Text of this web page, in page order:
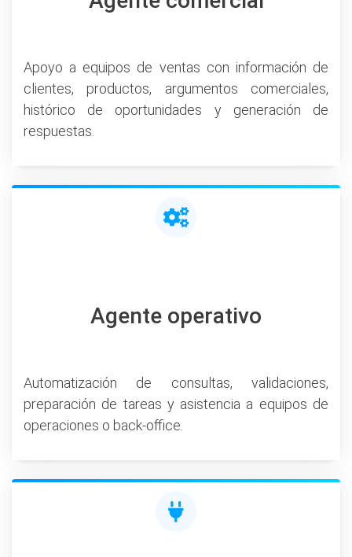
Apoyo a equipos de ventas con información de
clientes, productos, argumentos comerciales,
histórico de oportunidades y generación de
respuestas.
Agente operativo
Automatización de consultas, validaciones,
preparación de tareas y asistencia a equipos de
operaciones o back-office.